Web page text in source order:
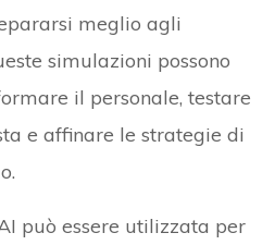
meglio agli
simulazioni possono
il personale, testare
e affinare le strategie di
può essere utilizzata per